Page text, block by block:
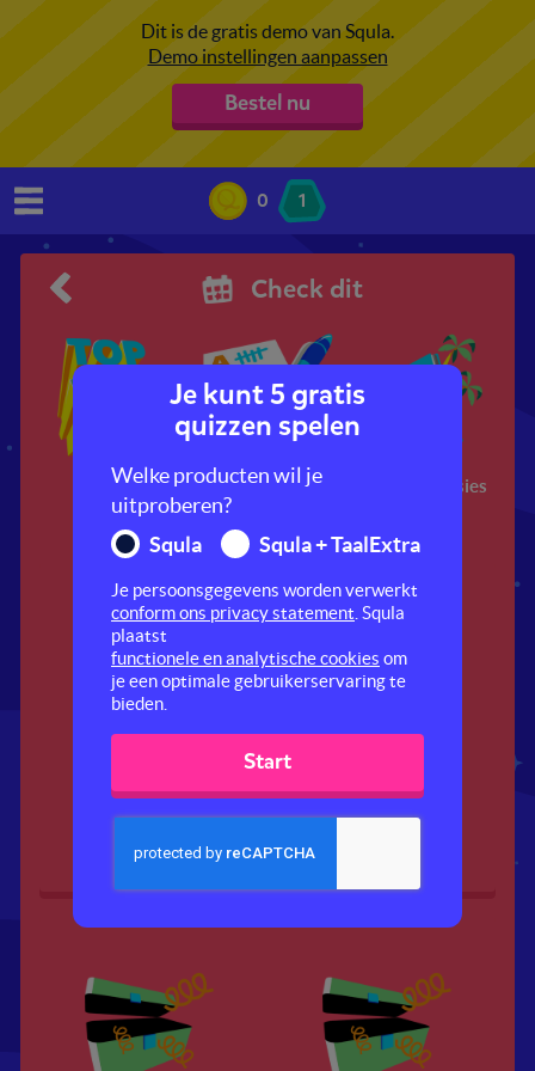
Dit is de gratis demo van Squla.
Demo instellingen aanpassen
Bestel nu
0 1
Check dit
Top 10 Ken jezelf! Verhaalmissies
Je kunt 5 gratis
quizzen spelen
Welke producten wil je
uitproberen?
Squla
Squla + TaalExtra
Je persoonsgegevens worden verwerkt
conform ons privacy statement . Squla
plaatst
functionele en analytische cookies om
je een optimale gebruikerservaring te
bieden.
Start